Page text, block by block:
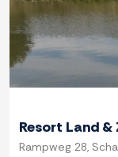
Resort Land &
Rampweg 28,